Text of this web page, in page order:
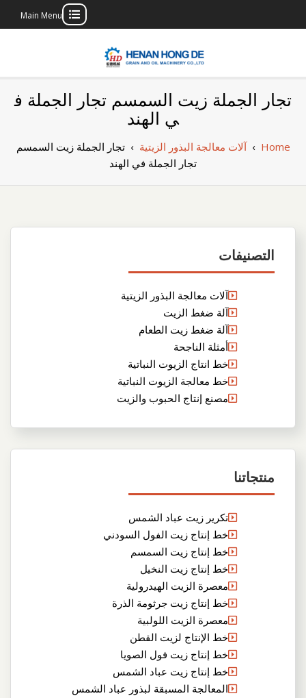
Main Menu
بناء مصنع إنتاج
الزيوت النباتية
الخاص بك
تجار الجملة زيت السمسم تجار الجملة ف
ي الهند
Home
›آلات معالجة البذور الزيتية ›تجار الجملة زيت السمسم
تجار الجملة في الهند
التصنيفات
آلات معالجة البذور الزيتية
آلة ضغط الزيت
آلة ضغط زيت الطعام
أمثلة الناجحة
خط انتاج الزيوت النباتية
خط معالجة الزيوت النباتية
مصنع إنتاج الحبوب والزيت
منتجاتنا
تكرير زيت عباد الشمس
خط إنتاج زيت الفول السودني
خط إنتاج زيت السمسم
خط إنتاج زيت النخيل
معصرة الزيت الهيدرولية
خط إنتاج زيت جرثومة الذرة
معصرة الزيت اللولبية
خط الإنتاج لزيت القطن
خط إنتاج زيت فول الصويا
خط إنتاج زيت عباد الشمس
المعالجة المسبقة لبذور عباد الشمس